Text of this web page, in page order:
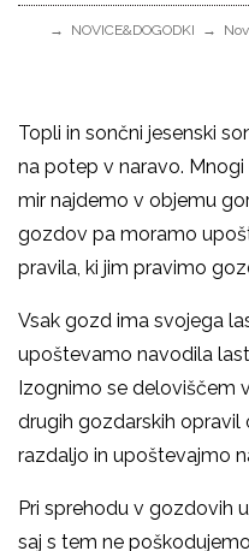
NOVICE&DOGODKI
Topli in sončni jesenski
na potep v naravo.
mir najdemo v objemu
gozdov pa moramo
pravila, ki jim pravimo
Vsak gozd ima svojega
upoštevamo navodila
Izognimo se deloviščem
drugih gozdarskih
razdaljo in upoštevajmo
Pri sprehodu v gozdovih
saj s tem ne